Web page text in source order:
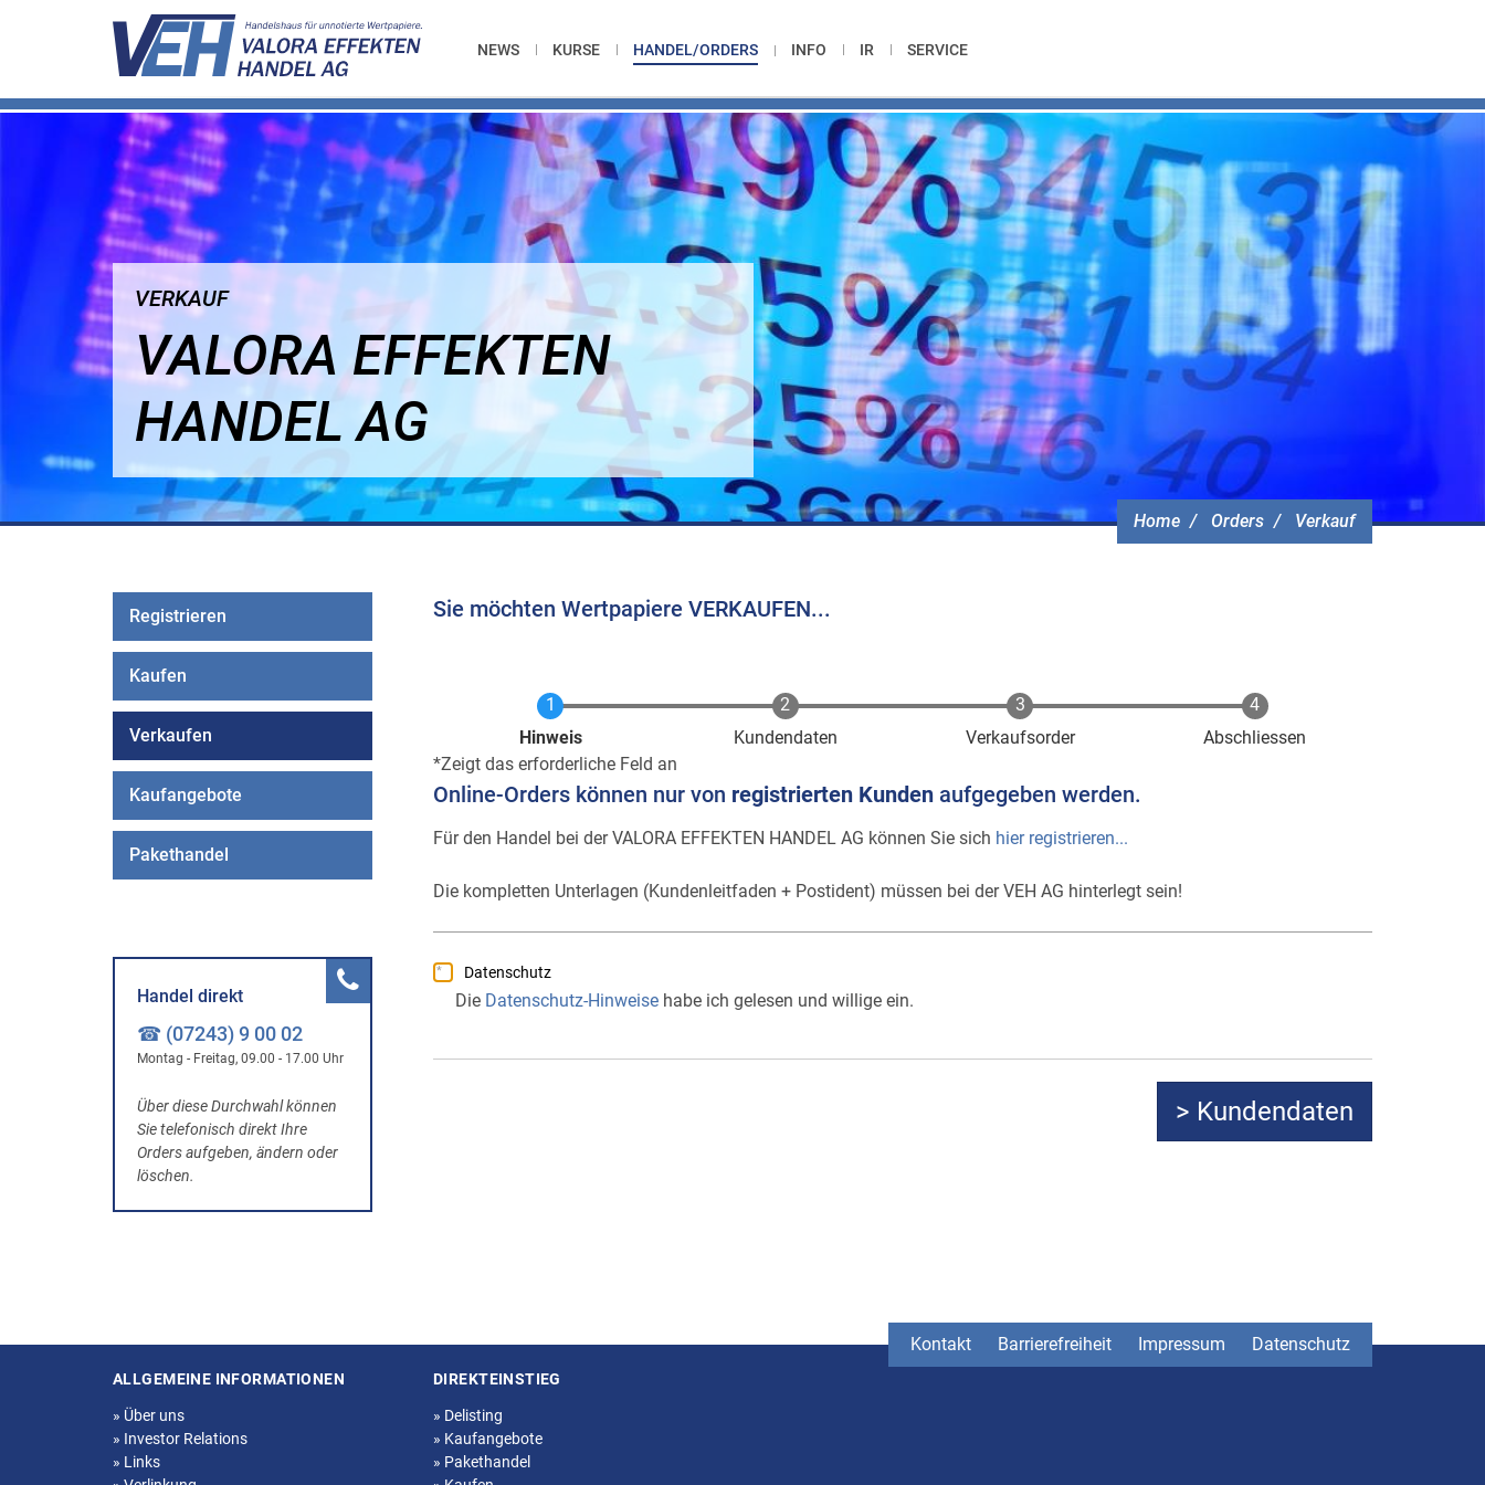
NEWS KURSE HANDEL/ORDERS INFO IR SERVICE
Home Orders Verkauf
VERKAUF
VALORA EFFEKTEN
HANDEL AG
Sie möchten Wertpapiere VERKAUFEN...
Aktuell
Hinweis Kundendaten Verkaufsorder
Abschliessen
Zeigt das erforderliche Feld an
Online-Orders können nur von registrierten Kunden aufgegeben werden.
Für den Handel bei der VALORA EFFEKTEN HANDEL AG können Sie sich hier registrieren...
Die kompletten Unterlagen (Kundenleitfaden + Postident) müssen bei der VEH AG hinterlegt sein!
Datenschutz
Die Datenschutz-Hinweise habe ich gelesen und willige ein.
Registrieren
Kaufen
Verkaufen
Kaufangebote
Pakethandel
Handel direkt
☎ (07243) 9 00 02
Montag - Freitag, 09.00 - 17.00 Uhr
Über diese Durchwahl können
Sie telefonisch direkt Ihre
Orders aufgeben, ändern oder
löschen.
Kontakt Barrierefreiheit Impressum Datenschutz
Seitenstruktur
ALLGEMEINE INFORMATIONEN
» Über uns
» Investor Relations
» Links
DIREKTEINSTIEG
» Delisting
» Kaufangebote
» Pakethandel